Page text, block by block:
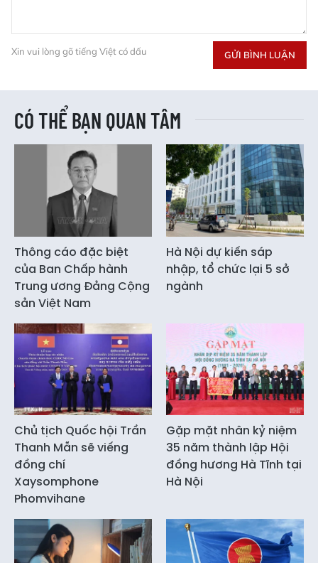
Xin vui lòng gõ tiếng Việt có dấu GỬI BÌNH LUẬN
CÓ THỂ BẠN QUAN TÂM
Thông cáo đặc biệt
của Ban Chấp hành
Trung ương Đảng Cộng
sản Việt Nam
Hà Nội dự kiến sáp
nhập, tổ chức lại 5 sở
ngành
Chủ tịch Quốc hội Trần
Thanh Mẫn sẽ viếng
đồng chí
Xaysomphone
Phomvihane
Gặp mặt nhân kỷ niệm
35 năm thành lập Hội
đồng hương Hà Tĩnh tại
Hà Nội